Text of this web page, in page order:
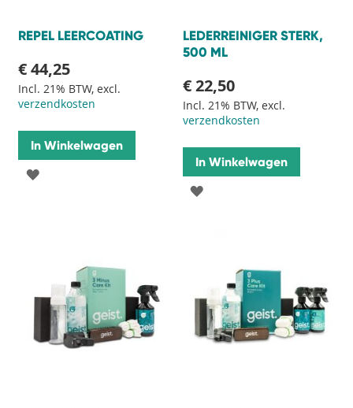
REPEL LEERCOATING
€ 44,25
Incl. 21% BTW, excl.
verzendkosten
In Winkelwagen
VOEG
LEDERREINIGER STERK,
500 ML
€ 22,50
Incl. 21% BTW, excl.
verzendkosten
In Winkelwagen
VOEG
VERLANGLIJST